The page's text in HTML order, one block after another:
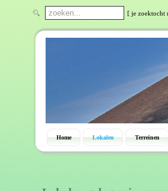
[ je zoektocht
Home Lokalen Terreinen